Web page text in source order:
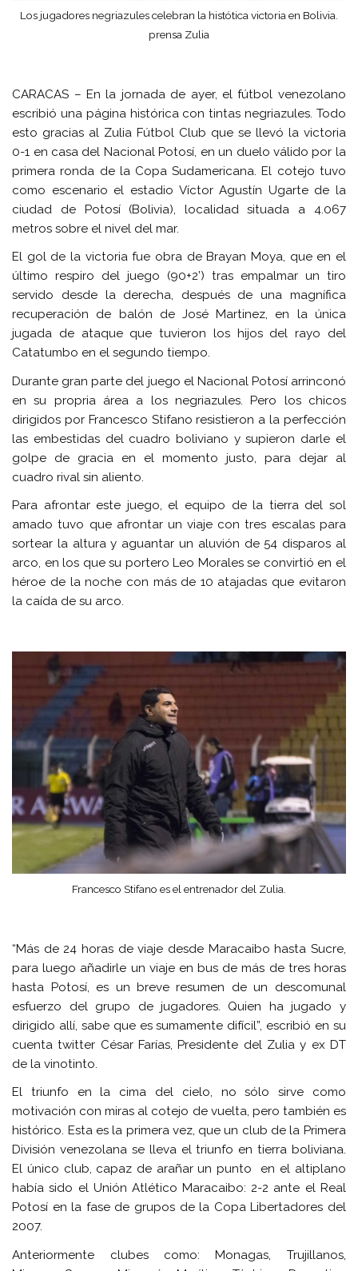
Los jugadores negriazules celebran la histótica victoria en Bolivia.
prensa Zulia
CARACAS – En la jornada de ayer, el fútbol venezolano
escribió una página histórica con tintas negriazules. Todo
esto gracias al Zulia Fútbol Club que se llevó la victoria
0-1 en casa del Nacional Potosí, en un duelo válido por la
primera ronda de la Copa Sudamericana. El cotejo tuvo
como escenario el estadio Víctor Agustín Ugarte de la
ciudad de Potosí (Bolivia), localidad situada a 4.067
metros sobre el nivel del mar.
El gol de la victoria fue obra de Brayan Moya, que en el
último respiro del juego (90+2’) tras empalmar un tiro
servido desde la derecha, después de una magnífica
recuperación de balón de José Martinez, en la única
jugada de ataque que tuvieron los hijos del rayo del
Catatumbo en el segundo tiempo.
Durante gran parte del juego el Nacional Potosí arrinconó
en su propria área a los negriazules. Pero los chicos
dirigidos por Francesco Stifano resistieron a la perfección
las embestidas del cuadro boliviano y supieron darle el
golpe de gracia en el momento justo, para dejar al
cuadro rival sin aliento.
Para afrontar este juego, el equipo de la tierra del sol
amado tuvo que afrontar un viaje con tres escalas para
sortear la altura y aguantar un aluvión de 54 disparos al
arco, en los que su portero Leo Morales se convirtió en el
héroe de la noche con más de 10 atajadas que evitaron
la caída de su arco.
Francesco Stifano es el entrenador del Zulia.
“Más de 24 horas de viaje desde Maracaibo hasta Sucre,
para luego añadirle un viaje en bus de más de tres horas
hasta Potosí, es un breve resumen de un descomunal
esfuerzo del grupo de jugadores. Quien ha jugado y
dirigido allí, sabe que es sumamente difícil”, escribió en su
cuenta twitter César Farías, Presidente del Zulia y ex DT
de la vinotinto.
El triunfo en la cima del cielo, no sólo sirve como
motivación con miras al cotejo de vuelta, pero también es
histórico. Esta es la primera vez, que un club de la Primera
División venezolana se lleva el triunfo en tierra boliviana.
El único club, capaz de arañar un punto en el altiplano
había sido el Unión Atlético Maracaibo: 2-2 ante el Real
Potosí en la fase de grupos de la Copa Libertadores del
2007.
Anteriormente clubes como: Monagas, Trujillanos,